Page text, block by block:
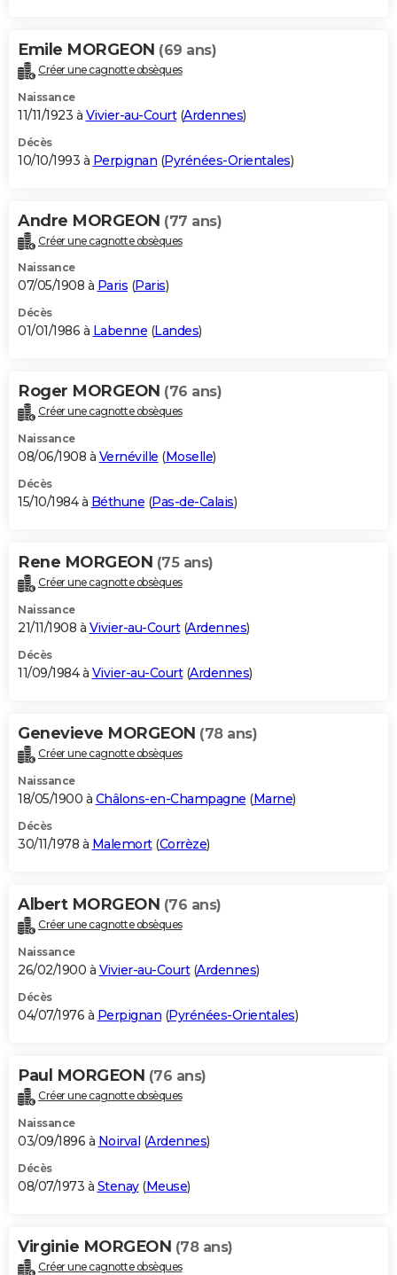
Emile MORGEON (69 ans)
Créer une cagnotte obsèques
Naissance
11/11/1923 à Vivier-au-Court(Ardennes)
Décès
10/10/1993 à Perpignan (Pyrénées-Orientales)
Andre MORGEON (77 ans)
Créer une cagnotte obsèques
Naissance
07/05/1908 à Paris (Paris)
Décès
01/01/1986 à Labenne (Landes)
Roger MORGEON (76 ans)
Créer une cagnotte obsèques
Naissance
08/06/1908 à Vernéville (Moselle)
Décès
15/10/1984 à Béthune (Pas-de-Calais)
Rene MORGEON (75 ans)
Créer une cagnotte obsèques
Naissance
21/11/1908 à Vivier-au-Court(Ardennes)
Décès
11/09/1984 à Vivier-au-Court(Ardennes)
Genevieve MORGEON (78 ans)
Créer une cagnotte obsèques
Naissance
18/05/1900 à Châlons-en-Champagne (Marne)
Décès
30/11/1978 à Malemort(Corrèze)
Albert MORGEON (76 ans)
Créer une cagnotte obsèques
Naissance
26/02/1900 à Vivier-au-Court(Ardennes)
Décès
04/07/1976 à Perpignan (Pyrénées-Orientales)
Paul MORGEON (76 ans)
Créer une cagnotte obsèques
Naissance
03/09/1896 à Noirval (Ardennes)
Décès
08/07/1973 à Stenay(Meuse)
Virginie MORGEON (78 ans)
Créer une cagnotte obsèques